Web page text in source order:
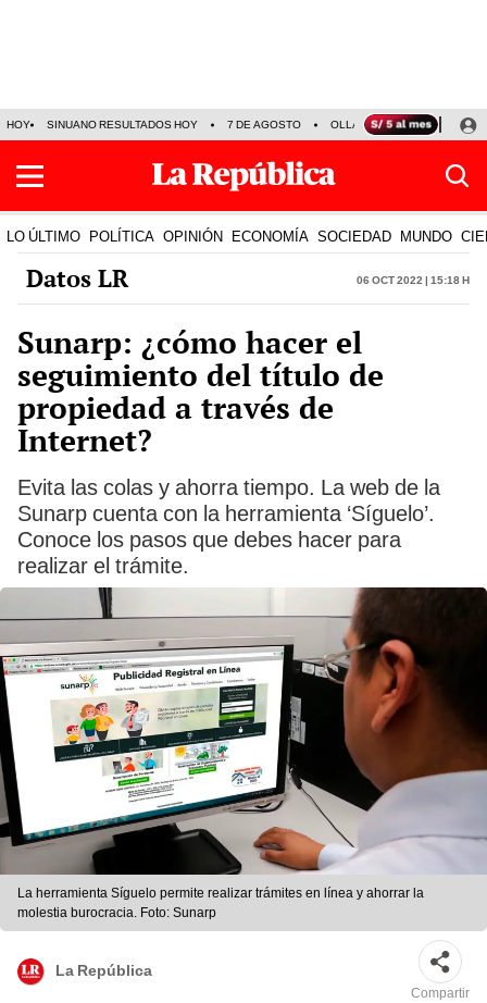
HOY SINUANO RESULTADOS HOY 7 DE AGOSTO OLLANTA HUMALA
LO ÚLTIMO POLÍTICA OPINIÓN ECONOMÍA SOCIEDAD MUNDO
Datos LR 06 Oct 2022 | 15:18 h
Sunarp: ¿cómo hacer el
seguimiento del título de
propiedad a través de
Internet?
Evita las colas y ahorra tiempo. La web de la
Sunarp cuenta con la herramienta ‘Síguelo’.
Conoce los pasos que debes hacer para
realizar el trámite.
La herramienta Síguelo permite realizar trámites en línea y ahorrar la
molestia burocracia. Foto: Sunarp
La República
Compartir